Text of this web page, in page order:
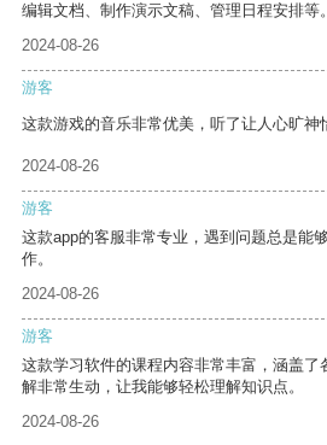
编辑文档、制作演示文稿、管理日程安排等。
2024-08-26
游客
这款游戏的音乐非常优美，听了让人心旷神
2024-08-26
游客
这款app的客服非常专业，遇到问题总是能
作。
2024-08-26
游客
这款学习软件的课程内容非常丰富，涵盖了
解非常生动，让我能够轻松理解知识点。
2024-08-26